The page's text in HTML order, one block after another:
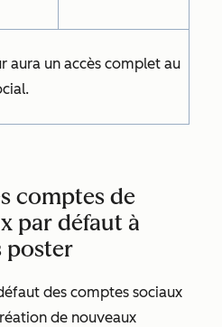
aura un accès complet au
comptes de
par défaut à
poster
des comptes sociaux
de nouveaux